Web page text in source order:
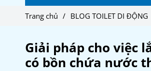
Trang chủ / BLOG TOILET DI ĐỘNG
Giải pháp cho việc
có bồn chứa nước